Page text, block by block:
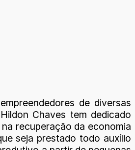
de diversas
Chaves tem dedicado
recuperação da economia
seja prestado todo auxílio